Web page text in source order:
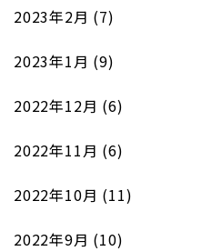
2023年2月 (7)
2023年1月 (9)
2022年12月 (6)
2022年11月 (6)
2022年10月 (11)
2022年9月 (10)